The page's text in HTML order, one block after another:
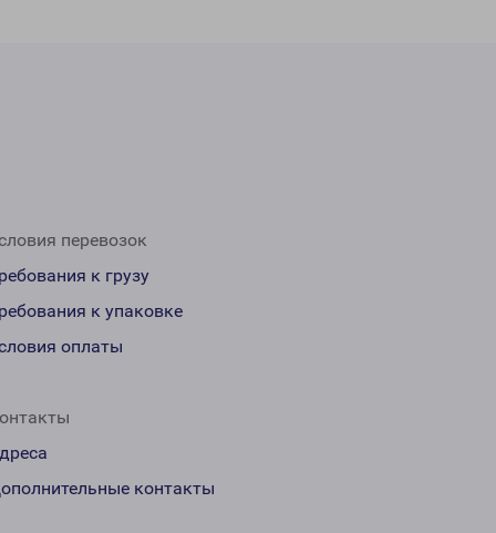
перевозок
к грузу
к упаковке
оплаты
контакты